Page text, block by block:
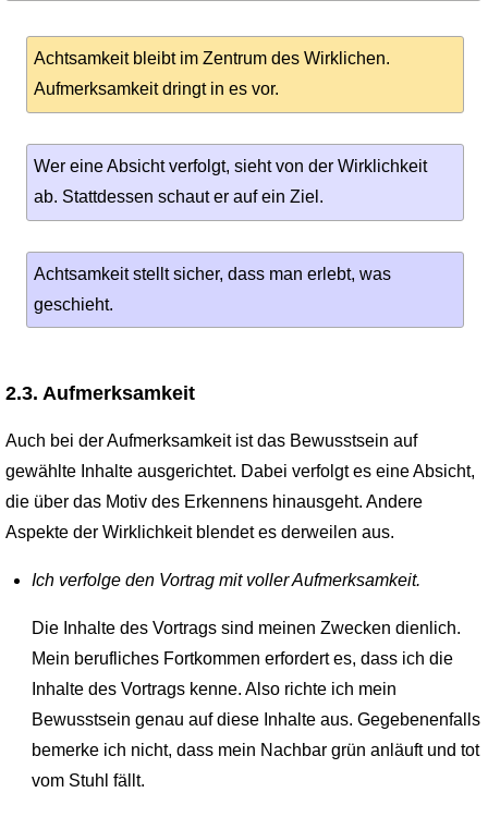
Achtsamkeit bleibt im Zentrum des Wirklichen.
Aufmerksamkeit dringt in es vor.
Wer eine Absicht verfolgt, sieht von der Wirklichkeit
ab. Stattdessen schaut er auf ein Ziel.
Achtsamkeit stellt sicher, dass man erlebt, was
geschieht.
2.3. Aufmerksamkeit
Auch bei der Aufmerksamkeit ist das Bewusstsein auf
gewählte Inhalte ausgerichtet. Dabei verfolgt es eine Absicht,
die über das Motiv des Erkennens hinausgeht. Andere
Aspekte der Wirklichkeit blendet es derweilen aus.
Ich verfolge den Vortrag mit voller Aufmerksamkeit.
Die Inhalte des Vortrags sind meinen Zwecken dienlich.
Mein berufliches Fortkommen erfordert es, dass ich die
Inhalte des Vortrags kenne. Also richte ich mein
Bewusstsein genau auf diese Inhalte aus. Gegebenenfalls
bemerke ich nicht, dass mein Nachbar grün anläuft und tot
vom Stuhl fällt.